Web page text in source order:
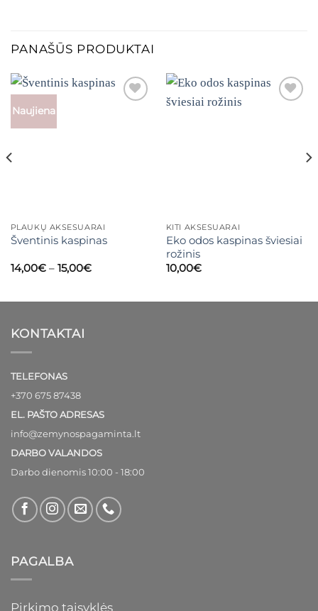
PANAŠŪS PRODUKTAI
Naujiena
PLAUKŲ AKSESUARAI
Šventinis kaspinas
14,00€ – 15,00€Price
KITI AKSESUARAI
Eko odos kaspinas šviesiai
rožinis
10,00€
KONTAKTAI
TELEFONAS
+370 675 87438
EL. PAŠTO ADRESAS
info@zemynospagaminta.lt
DARBO VALANDOS
Darbo dienomis 10:00 - 18:00
PAGALBA
Pirkimo taisyklės